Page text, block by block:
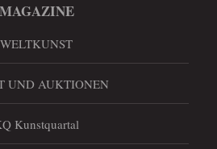
MAGAZINE
WELTKUNST
UND AUKTIONEN
Kunstquartal